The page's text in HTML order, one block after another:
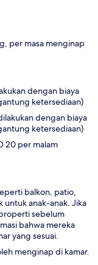
per masa menginap
dengan biaya
ketersediaan)
dengan biaya
ketersediaan)
20 per malam
balkon, patio,
untuk anak-anak. Jika
sebelum
bahwa mereka
yang sesuai.
menginap di kamar.